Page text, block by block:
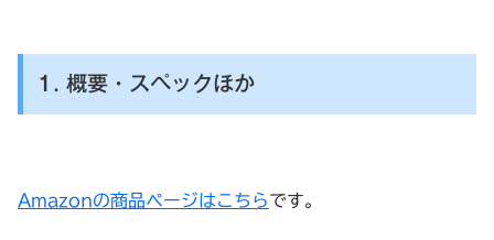
1. 概要・スペックほか
Amazonの商品ページはこちらです。